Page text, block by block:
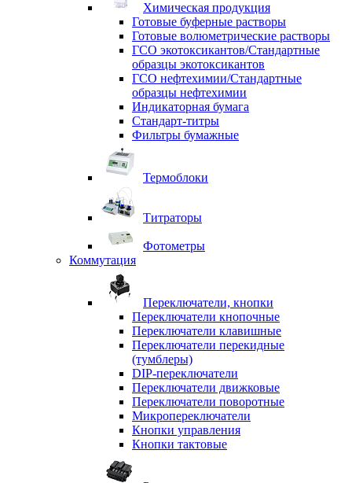
Химическая продукция
Готовые буферные растворы
Готовые волюметрические растворы
ГСО экотоксикантов/Стандартные
образцы экотоксикантов
ГСО нефтехимии/Стандартные
образцы нефтехимии
Индикаторная бумага
Стандарт-титры
Фильтры бумажные
Термоблоки
Титраторы
Фотометры
Коммутация
Переключатели, кнопки
Переключатели кнопочные
Переключатели клавишные
Переключатели перекидные
(тумблеры)
DIP-переключатели
Переключатели движковые
Переключатели поворотные
Микропереключатели
Кнопки управления
Кнопки тактовые